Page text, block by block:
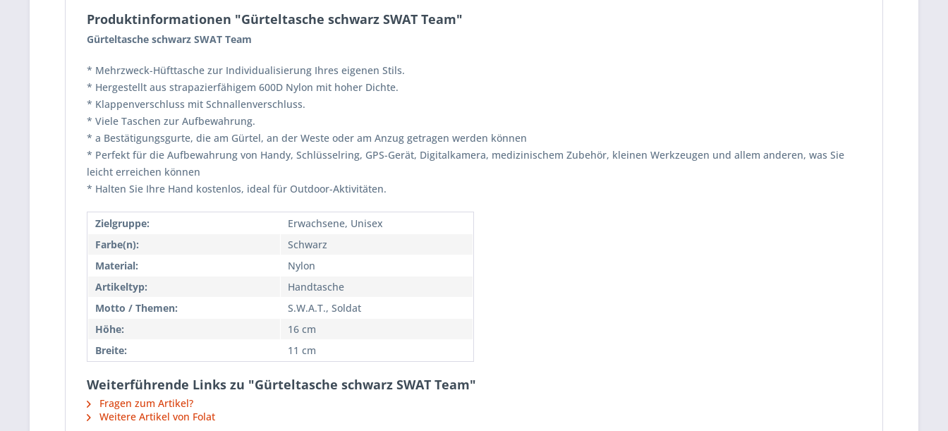
Produktinformationen "Gürteltasche schwarz SWAT Team"
Gürteltasche schwarz SWAT Team
* Mehrzweck-Hüfttasche zur Individualisierung Ihres eigenen Stils.
* Hergestellt aus strapazierfähigem 600D Nylon mit hoher Dichte.
* Klappenverschluss mit Schnallenverschluss.
* Viele Taschen zur Aufbewahrung.
* a Bestätigungsgurte, die am Gürtel, an der Weste oder am Anzug getragen werden können
* Perfekt für die Aufbewahrung von Handy, Schlüsselring, GPS-Gerät, Digitalkamera, medizinischem Zubehör, kleinen Werkzeugen und allem anderen, was Sie
leicht erreichen können
* Halten Sie Ihre Hand kostenlos, ideal für Outdoor-Aktivitäten.
Zielgruppe:
Erwachsene, Unisex
Farbe(n):
Schwarz
Material:
Nylon
Artikeltyp:
Handtasche
Motto / Themen:
S.W.A.T., Soldat
Höhe:
16 cm
Breite:
11 cm
Weiterführende Links zu "Gürteltasche schwarz SWAT Team"
Fragen zum Artikel?
Weitere Artikel von Folat